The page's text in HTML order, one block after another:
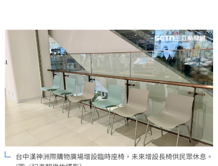
台中漢神洲際購物廣場增設臨時座椅，未來增設長椅供民眾休息。